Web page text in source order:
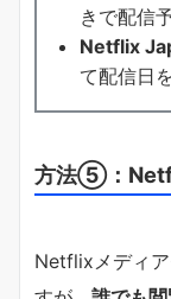
きで配信
Netflix
て配信日
方法⑤：
Netflixメディ